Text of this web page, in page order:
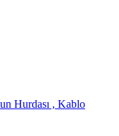
Hurdası , Kablo